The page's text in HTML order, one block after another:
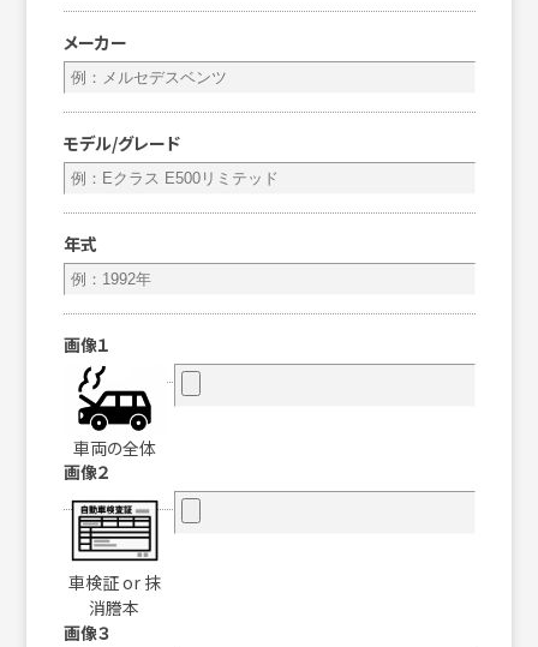
メーカー
モデル/グレード
年式
画像１
車両の全体
画像２
車検証 or 抹
消謄本
画像３